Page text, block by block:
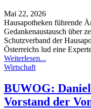
Mai 22, 2026
Hausapotheken führende
Gedankenaustausch über
Schutzverband der
Österreichs lud eine
Weiterlesen...
Wirtschaft
BUWOG:
Vorstand der